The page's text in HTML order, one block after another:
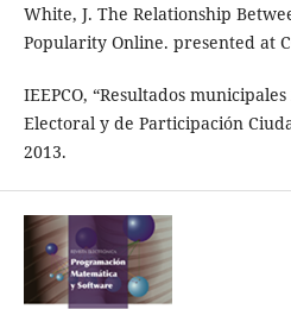
White, J. The Relationship
Popularity Online. presented at
IEEPCO, “Resultados
Electoral y de Participación
2013.